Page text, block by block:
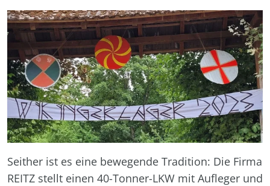
Seither ist es eine bewegende Tradition: Die Firma
REITZ stellt einen 40-Tonner-LKW mit Aufleger und